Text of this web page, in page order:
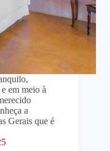
em meio à
a
Gerais que é